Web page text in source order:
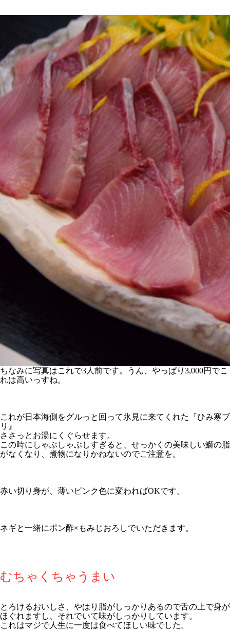
ちなみに写真はこれで3人前です。うん、やっぱり3,000円でこ
れは高いっすね。
これが日本海側をグルっと回って氷見に来てくれた『ひみ寒ブ
リ』
ささっとお湯にくぐらせます。
この時にしゃぶしゃぶしすぎると、せっかくの美味しい鰤の脂
がなくなり、煮物になりかねないのでご注意を。
赤い切り身が、薄いピンク色に変わればOKです。
ネギと一緒にポン酢×もみじおろしでいただきます。
むちゃくちゃうまい
とろけるおいしさ、やはり脂がしっかりあるので舌の上で身が
ほぐれますし、それでいて味がしっかりしています。
これはマジで人生に一度は食べてほしい味でした。